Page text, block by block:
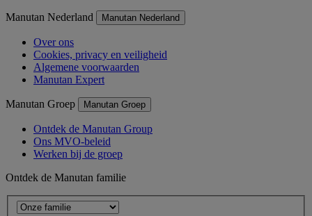
Manutan Nederland Manutan Nederland
Over ons
Cookies, privacy en veiligheid
Algemene voorwaarden
Manutan Expert
Manutan Groep Manutan Groep
Ontdek de Manutan Group
Ons MVO-beleid
Werken bij de groep
Ontdek de Manutan familie